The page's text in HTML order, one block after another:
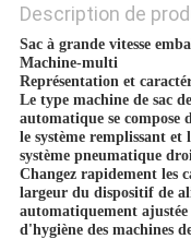
PRIVACY
POLICY
Description de
Sac à grande vitesse
Machine-multi
Représentation et
Le type machine de sac
automatique se compose
le système remplissant
système pneumatique
Changez rapidement les
largeur du dispositif de
automatiquement
d'hygiène des machines